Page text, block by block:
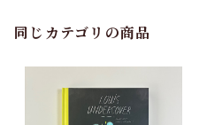
同じカテゴリの商品